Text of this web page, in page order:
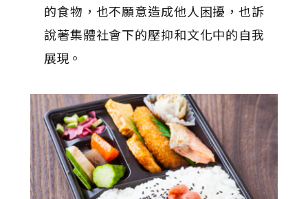
的食物，也不願意造成他人困擾，也訴
說著集體社會下的壓抑和文化中的自我
展現。